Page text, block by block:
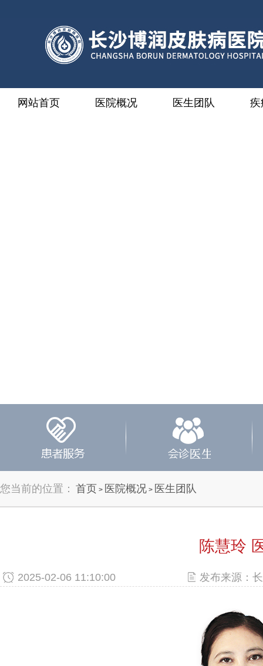
网站首页 医院概况 医生团队 疾
您当前的位置： 首页 > 医院概况 > 医生团队
陈慧玲
2025-02-06 11:10:00 发布来源：